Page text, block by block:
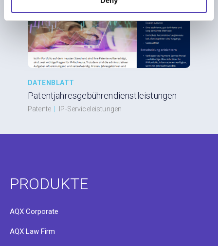
DATENBLATT
Patentjahresgebührendienstleistungen
Patente IP-Serviceleistungen
PRODUKTE
AQX Corporate
AQX Law Firm